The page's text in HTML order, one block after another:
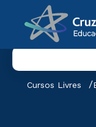
Cursos Livres